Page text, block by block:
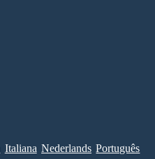
Italiana Nederlands Português